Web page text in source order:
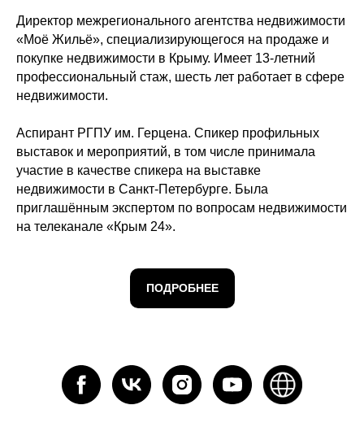
Директор межрегионального агентства недвижимости
«Моё Жильё», специализирующегося на продаже и
покупке недвижимости в Крыму. Имеет 13-летний
профессиональный стаж, шесть лет работает в сфере
недвижимости.
Аспирант РГПУ им. Герцена. Спикер профильных
выставок и мероприятий, в том числе принимала
участие в качестве спикера на выставке
недвижимости в Санкт-Петербурге. Была
приглашённым экспертом по вопросам недвижимости
на телеканале «Крым 24».
ПОДРОБНЕЕ